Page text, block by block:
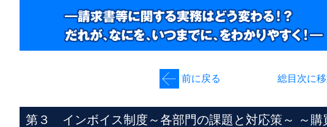
前に戻る 総目次に
第３ インボイス制度～各部門の課題と対応策～ ～購